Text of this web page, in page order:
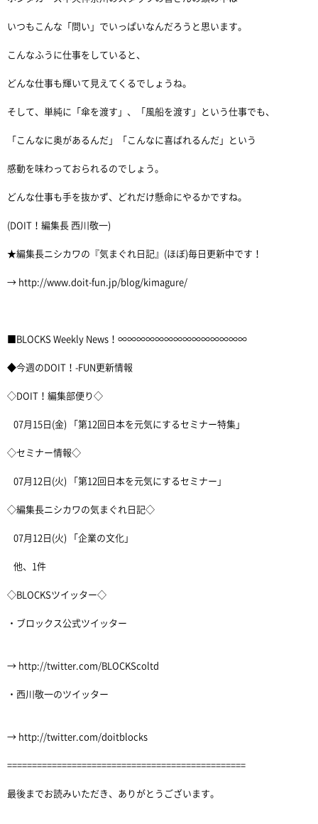
いつもこんな「問い」でいっぱいなんだろうと思います。
こんなふうに仕事をしていると、
どんな仕事も輝いて見えてくるでしょうね。
そして、単純に「傘を渡す」、「風船を渡す」という仕事でも、
「こんなに奥があるんだ」「こんなに喜ばれるんだ」という
感動を味わっておられるのでしょう。
どんな仕事も手を抜かず、どれだけ懸命にやるかですね。
(DOIT！編集長 西川敬一)
★編集長ニシカワの『気まぐれ日記』(ほぼ)毎日更新中です！
→ http://www.doit-fun.jp/blog/kimagure/
■BLOCKS Weekly News！∞∞∞∞∞∞∞∞∞∞∞∞∞∞
◆今週のDOIT！-FUN更新情報
◇DOIT！編集部便り◇
07月15日(金) 「第12回日本を元気にするセミナー特集」
◇セミナー情報◇
07月12日(火) 「第12回日本を元気にするセミナー」
◇編集長ニシカワの気まぐれ日記◇
07月12日(火) 「企業の文化」
他、1件
◇BLOCKSツイッター◇
・ブロックス公式ツイッター
→ http://twitter.com/BLOCKScoltd
・西川敬一のツイッター
→ http://twitter.com/doitblocks
================================================
最後までお読みいただき、ありがとうございます。